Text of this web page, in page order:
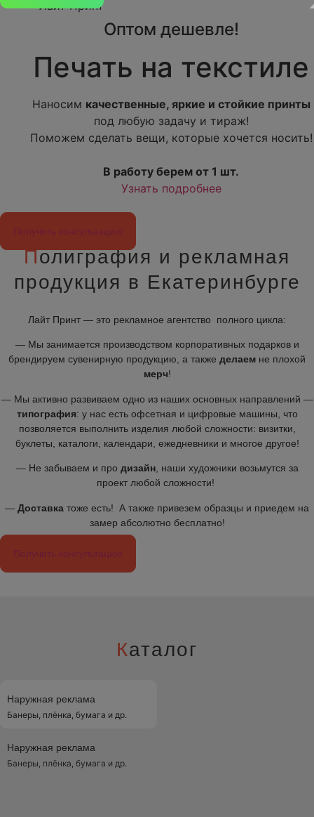
Оптом дешевле!
Печать на текстиле
Наносим качественные, яркие и стойкие принты
под любую задачу и тираж!
Поможем сделать вещи, которые хочется носить!
В работу берем от 1 шт.
Узнать подробнее
Полиграфия и рекламная
продукция в Екатеринбурге
Лайт Принт — это рекламное агентство полного цикла:
— Мы занимается производством корпоративных подарков и
брендируем сувенирную продукцию, а также делаем не плохой
мерч!
— Мы активно развиваем одно из наших основных направлений —
типография: у нас есть офсетная и цифровые машины, что
позволяется выполнить изделия любой сложности: визитки,
буклеты, каталоги, календари, ежедневники и многое другое!
— Не забываем и про дизайн, наши художники возьмутся за
проект любой сложности!
— Доставка тоже есть! А также привезем образцы и приедем на
замер абсолютно бесплатно!
Каталог
Наружная реклама
Банеры, плёнка, бумага и др.
Наружная реклама
Банеры, плёнка, бумага и др.